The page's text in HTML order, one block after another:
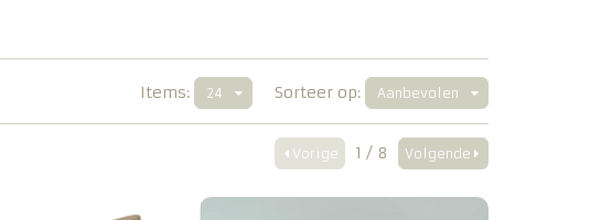
Sorteer op: Aanbevolen
Items: 24
Vorige 1 / 8 Volgende